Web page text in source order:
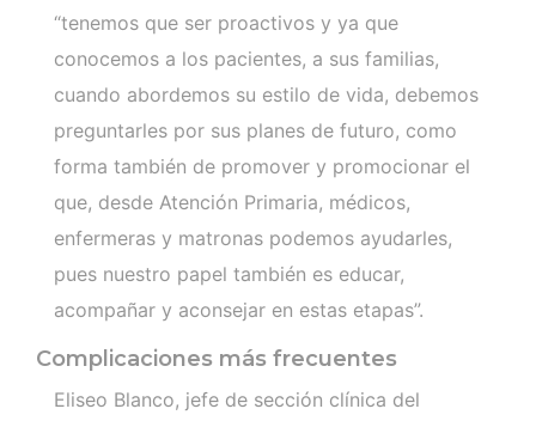
“tenemos que ser proactivos y ya que
conocemos a los pacientes, a sus familias,
cuando abordemos su estilo de vida, debemos
preguntarles por sus planes de futuro, como
forma también de promover y promocionar el
que, desde Atención Primaria, médicos,
enfermeras y matronas podemos ayudarles,
pues nuestro papel también es educar,
acompañar y aconsejar en estas etapas”.
Complicaciones más frecuentes
Eliseo Blanco, jefe de sección clínica del